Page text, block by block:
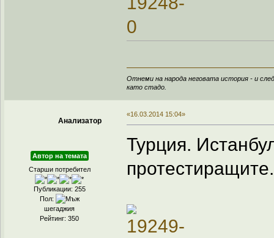
Отнеми на народа неговата история - и
като стадо.
Анализатор
Автор на темата
Старши потребител
Публикации: 255
Пол:
шегаджия
Рейтинг: 350
«16.03.2014 15:04»
Турция.